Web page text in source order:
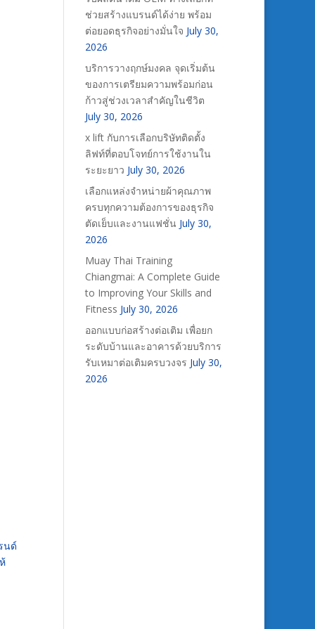
นด์
ช่วยสร้างแบรนด์ได้ง่าย พร้อม
ต่อยอดธุรกิจอย่างมั่นใจ July 30,
2026
บริการวางฤกษ์มงคล จุดเริ่มต้น
ของการเตรียมความพร้อมก่อน
ก้าวสู่ช่วงเวลาสำคัญในชีวิต
July 30, 2026
x lift กับการเลือกบริษัทติดตั้ง
ลิฟท์ที่ตอบโจทย์การใช้งานใน
ระยะยาว July 30, 2026
เลือกแหล่งจำหน่ายผ้าคุณภาพ
ครบทุกความต้องการของธุรกิจ
ตัดเย็บและงานแฟชั่น July 30,
2026
Muay Thai Training
Chiangmai: A Complete Guide
to Improving Your Skills and
Fitness July 30, 2026
ออกแบบก่อสร้างต่อเติม เพื่อยก
ระดับบ้านและอาคารด้วยบริการ
รับเหมาต่อเติมครบวงจร July 30,
2026